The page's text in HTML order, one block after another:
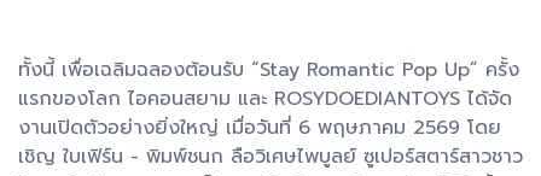
ทั้งนี้ เพื่อเฉลิมฉลองต้อนรับ “Stay Romantic Pop Up” ครั้ง
แรกของโลก ไอคอนสยาม และ ROSYDOEDIANTOYS ได้จัด
งานเปิดตัวอย่างยิ่งใหญ่ เมื่อวันที่ 6 พฤษภาคม 2569 โดย
เชิญ ใบเฟิร์น - พิมพ์ชนก ลือวิเศษไพบูลย์ ซูเปอร์สตาร์สาวชาว